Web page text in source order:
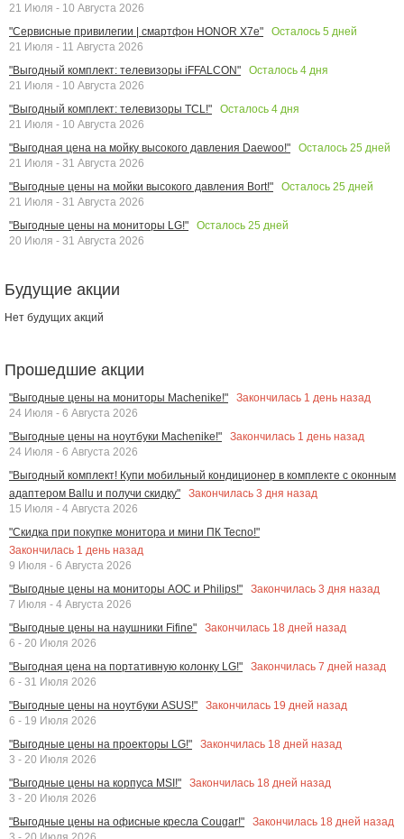
21 Июля - 10 Августа 2026
"Сервисные привилегии | смартфон HONOR X7e"
Осталось 5 дней
21 Июля - 11 Августа 2026
"Выгодный комплект: телевизоры iFFALCON"
Осталось 4 дня
21 Июля - 10 Августа 2026
"Выгодный комплект: телевизоры TCL!"
Осталось 4 дня
21 Июля - 10 Августа 2026
"Выгодная цена на мойку высокого давления Daewoo!"
Осталось 25 дней
21 Июля - 31 Августа 2026
"Выгодные цены на мойки высокого давления Bort!"
Осталось 25 дней
21 Июля - 31 Августа 2026
"Выгодные цены на мониторы LG!"
Осталось 25 дней
20 Июля - 31 Августа 2026
Будущие акции
Нет будущих акций
Прошедшие акции
"Выгодные цены на мониторы Machenike!" Закончилась 1 день назад
24 Июля - 6 Августа 2026
"Выгодные цены на ноутбуки Machenike!"
Закончилась 1 день назад
24 Июля - 6 Августа 2026
"Выгодный комплект! Купи мобильный кондиционер в комплекте с оконным
адаптером Ballu и получи скидку"
Закончилась 3 дня назад
15 Июля - 4 Августа 2026
"Скидка при покупке монитора и мини ПК Tecno!"
Закончилась 1 день назад
9 Июля - 6 Августа 2026
"Выгодные цены на мониторы AOC и Philips!"
Закончилась 3 дня назад
7 Июля - 4 Августа 2026
"Выгодные цены на наушники Fifine"
Закончилась 18 дней назад
6 - 20 Июля 2026
"Выгодная цена на портативную колонку LG!"
Закончилась 7 дней назад
6 - 31 Июля 2026
"Выгодные цены на ноутбуки ASUS!"
Закончилась 19 дней назад
6 - 19 Июля 2026
"Выгодные цены на проекторы LG!"
Закончилась 18 дней назад
3 - 20 Июля 2026
"Выгодные цены на корпуса MSI!"
Закончилась 18 дней назад
3 - 20 Июля 2026
"Выгодные цены на офисные кресла Cougar!"
Закончилась 18 дней назад